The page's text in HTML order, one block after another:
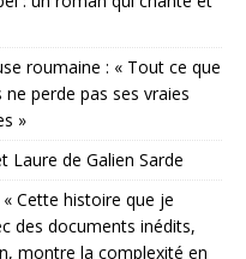
roumaine : « Tout ce que
perde pas ses vraies
»
Laure de Galien Sarde
Cette histoire que je
des documents inédits,
montre la complexité en